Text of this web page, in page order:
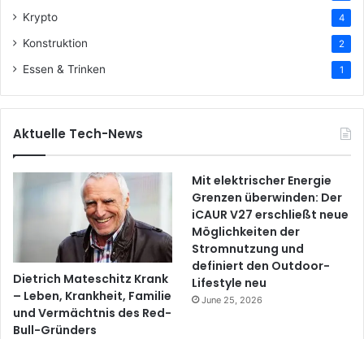
Krypto 4
Konstruktion 2
Essen & Trinken 1
Aktuelle Tech-News
Dietrich Mateschitz Krank
– Leben, Krankheit, Familie
und Vermächtnis des Red-
Bull-Gründers
Mit elektrischer Energie
Grenzen überwinden: Der
iCAUR V27 erschließt neue
Möglichkeiten der
Stromnutzung und
definiert den Outdoor-
Lifestyle neu
June 25, 2026